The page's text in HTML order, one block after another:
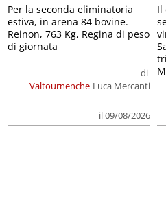
Valtournenche
di
Luca Mercanti
il 09/08/2026
Per la seconda eliminatoria
estiva, in arena 84 bovine.
Reinon, 763 Kg, Regina di peso
di giornata
Il